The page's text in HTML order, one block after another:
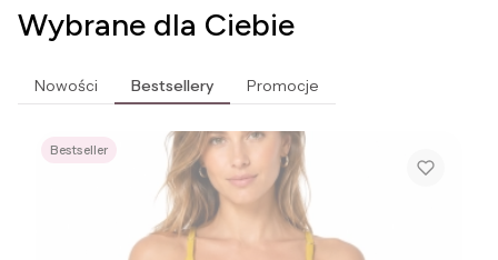
Wybrane dla Ciebie
Nowości Bestsellery Promocje
Bestseller